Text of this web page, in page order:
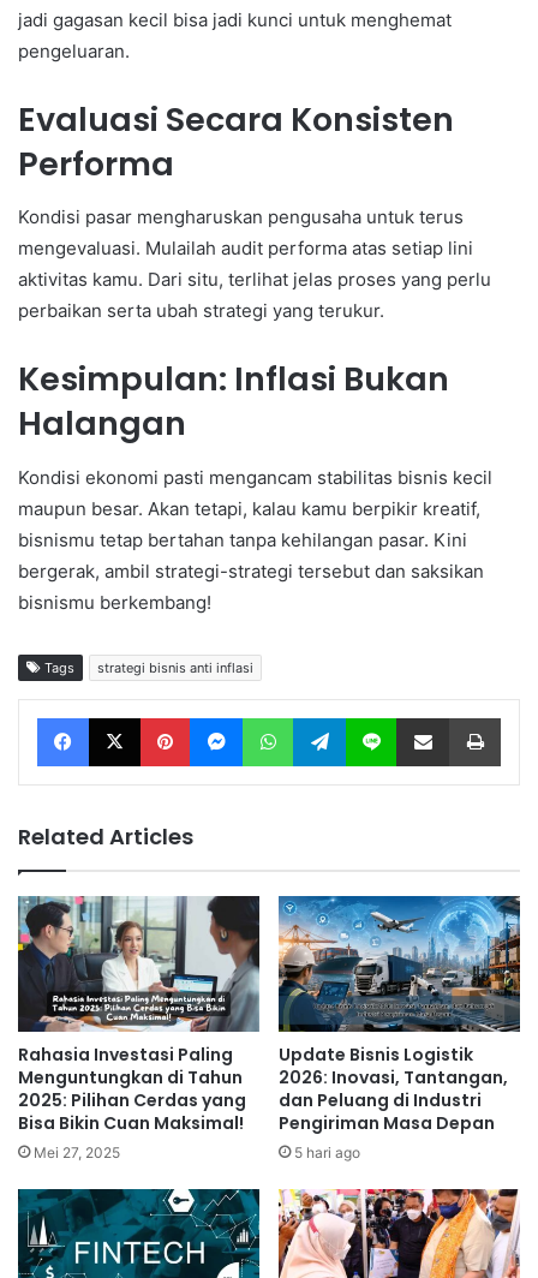
jadi gagasan kecil bisa jadi kunci untuk menghemat
pengeluaran.
Evaluasi Secara Konsisten
Performa
Kondisi pasar mengharuskan pengusaha untuk terus
mengevaluasi. Mulailah audit performa atas setiap lini
aktivitas kamu. Dari situ, terlihat jelas proses yang perlu
perbaikan serta ubah strategi yang terukur.
Kesimpulan: Inflasi Bukan
Halangan
Kondisi ekonomi pasti mengancam stabilitas bisnis kecil
maupun besar. Akan tetapi, kalau kamu berpikir kreatif,
bisnismu tetap bertahan tanpa kehilangan pasar. Kini
bergerak, ambil strategi-strategi tersebut dan saksikan
bisnismu berkembang!
Tags strategi bisnis anti inflasi
Facebook X Pinterest Messenger WhatsApp Telegram Line Share via Email
Related Articles
Rahasia Investasi Paling
Menguntungkan di Tahun
2025: Pilihan Cerdas yang
Bisa Bikin Cuan Maksimal!
Mei 27, 2025
Update Bisnis Logistik
2026: Inovasi, Tantangan,
dan Peluang di Industri
Pengiriman Masa Depan
5 hari ago